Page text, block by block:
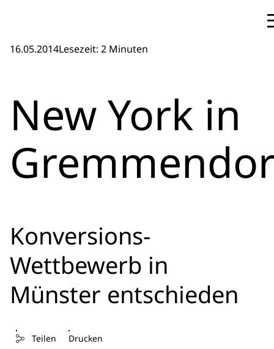
16.05.2014Lesezeit: 2 Minuten
New York in
Konversions-
Wettbewerb in
Münster entschieden
Teilen Drucken